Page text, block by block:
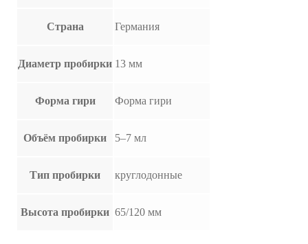
Страна Германия
Диаметр пробирки 13 мм
Форма гири Форма гири
Объём пробирки 5–7 мл
Тип пробирки круглодонные
Высота пробирки 65/120 мм